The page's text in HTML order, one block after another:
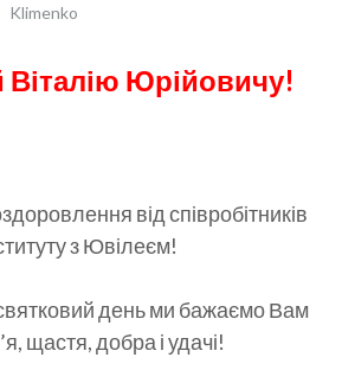
Klimenko
Юрійовичу!
від співробітників
з Ювілеєм!
день ми бажаємо Вам
щастя, добра і удачі!